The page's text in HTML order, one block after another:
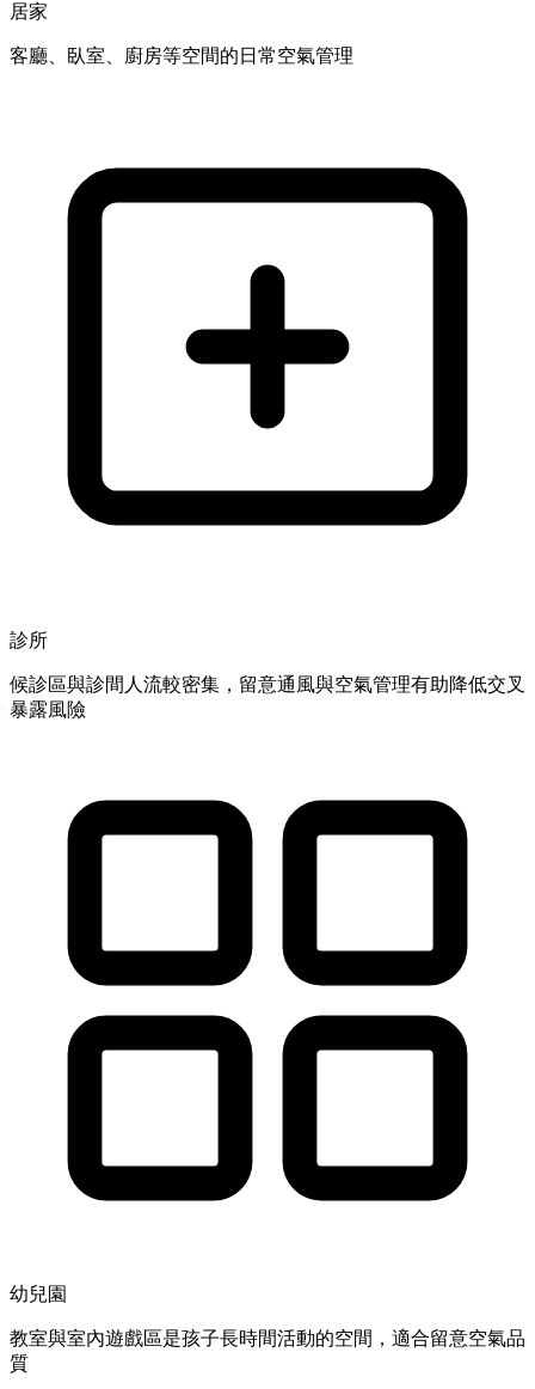
居家
客廳、臥室、廚房等空間的日常空氣管理
診所
候診區與診間人流較密集，留意通風與空氣管理有助降低交叉
暴露風險
幼兒園
教室與室內遊戲區是孩子長時間活動的空間，適合留意空氣品
質